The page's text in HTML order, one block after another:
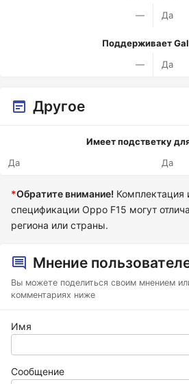
—
Да
Поддерживает
—
Да
Другое
Имеет подстветку
Да
Да
*Обратите внимание! Комплектация
спецификации Oppo F15 могут
региона или страны.
Мнение
Вы можете поделиться своим мнением
комментариях ниже
Имя
Сообщение